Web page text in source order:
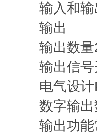
输入和
输出
输出数量
输出信号
电气设计
数字输
输出功能